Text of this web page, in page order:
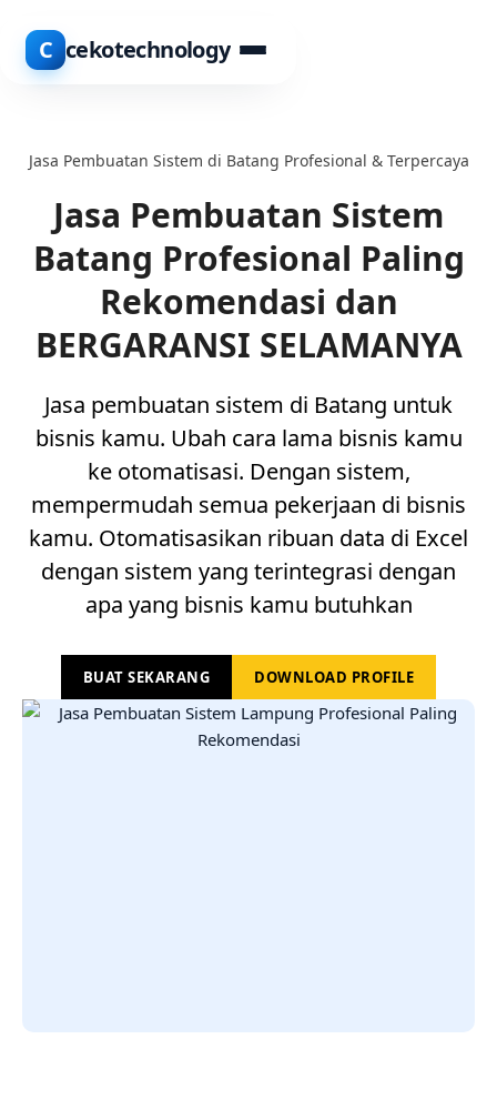
C cekotechnology
Jasa Pembuatan Sistem di Batang Profesional & Terpercaya
Jasa Pembuatan Sistem
Batang Profesional Paling
Rekomendasi dan
BERGARANSI SELAMANYA
Jasa pembuatan sistem di Batang untuk
bisnis kamu. Ubah cara lama bisnis kamu
ke otomatisasi. Dengan sistem,
mempermudah semua pekerjaan di bisnis
kamu. Otomatisasikan ribuan data di Excel
dengan sistem yang terintegrasi dengan
apa yang bisnis kamu butuhkan
BUAT SEKARANG DOWNLOAD PROFILE